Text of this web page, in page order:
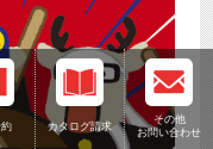
カタログ請求
その他
お問い合わせ